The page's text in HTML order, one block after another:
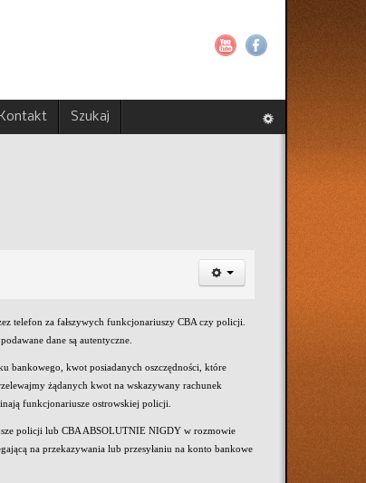
Szukaj
telefon za fałszywych funkcjonariuszy CBA czy policji.
dane są autentyczne.
bankowego, kwot posiadanych oszczędności, które
żądanych kwot na wskazywany rachunek
funkcjonariusze ostrowskiej policji.
policji lub CBA ABSOLUTNIE NIGDY w rozmowie
na przekazywania lub przesyłaniu na konto bankowe